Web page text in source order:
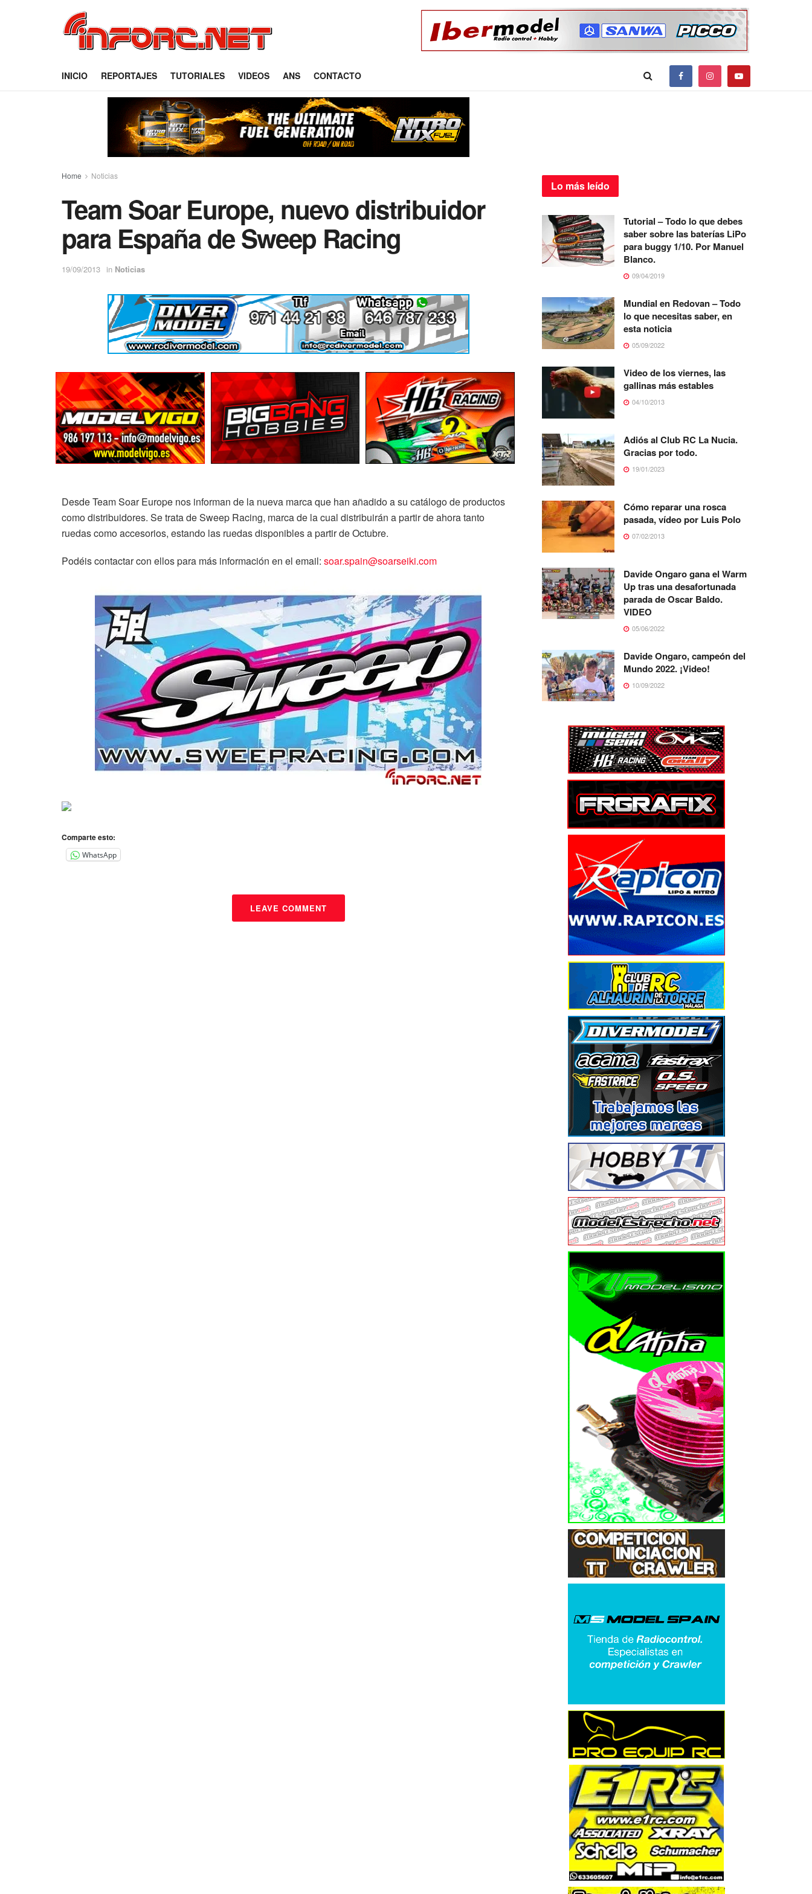
INICIO REPORTAJES TUTORIALES VIDEOS ANS CONTACTO
Home Noticias
Team Soar Europe, nuevo distribuidor
para España de Sweep Racing
19/09/2013 in Noticias
Desde Team Soar Europe nos informan de la nueva marca que han añadido a su catálogo de productos
como distribuidores. Se trata de Sweep Racing, marca de la cual distribuirán a partir de ahora tanto
ruedas como accesorios, estando las ruedas disponibles a partir de Octubre.
Podéis contactar con ellos para más información en el email: soar.spain@soarseiki.com
Comparte esto:
WhatsApp
LEAVE COMMENT
Lo más leído
Tutorial – Todo lo que debes
saber sobre las baterías LiPo
para buggy 1/10. Por Manuel
Blanco.
09/04/2019
Mundial en Redovan – Todo
lo que necesitas saber, en
esta noticia
05/09/2022
Video de los viernes, las
gallinas más estables
04/10/2013
Adiós al Club RC La Nucia.
Gracias por todo.
19/01/2023
Cómo reparar una rosca
pasada, vídeo por Luis Polo
07/02/2013
Davide Ongaro gana el Warm
Up tras una desafortunada
parada de Oscar Baldo.
VIDEO
05/06/2022
Davide Ongaro, campeón del
Mundo 2022. ¡Video!
10/09/2022